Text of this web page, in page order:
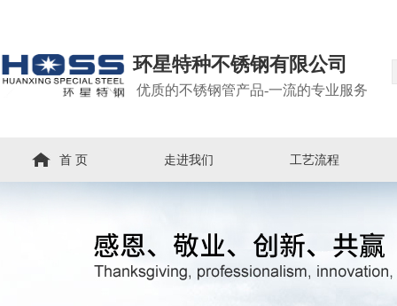
环星特种不锈钢有限公司
优质的不锈钢管产品-一流的专业服务
首 页 走进我们 工艺流程